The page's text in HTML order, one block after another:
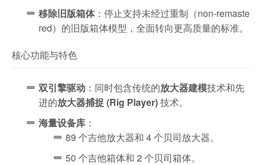
移除旧版箱体：停止支持未经过重制（non-remaste
red）的旧版箱体模型，全面转向更高质量的标准。
核心功能与特色
双引擎驱动 ：同时包含传统的放大器建模技术和先
进的放大器捕捉 (Rig Player)技术。
海量设备库 ：
89 个吉他放大器和 4 个贝司放大器。
50 个吉他箱体和 2 个贝司箱体。